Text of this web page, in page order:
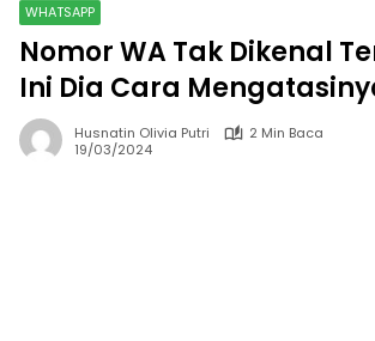
WHATSAPP
Nomor WA Tak Dikenal
Ini Dia Cara
Husnatin Olivia Putri
2 Min Baca
19/03/2024